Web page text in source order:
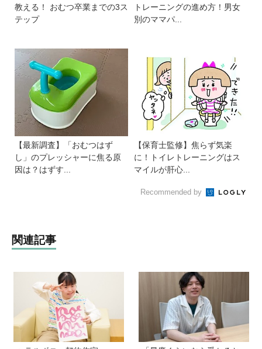
教える！ おむつ卒業までの3ス
テップ
トレーニングの進め方！男女
別のママパ...
【最新調査】「おむつはず
し」のプレッシャーに焦る原
因は？はずす...
【保育士監修】焦らず気楽
に！トイレトレーニングはス
マイルが肝心...
Recommended by
関連記事